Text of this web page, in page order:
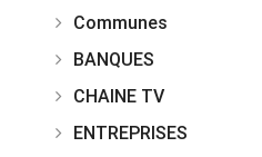
Communes
BANQUES
CHAINE TV
ENTREPRISES